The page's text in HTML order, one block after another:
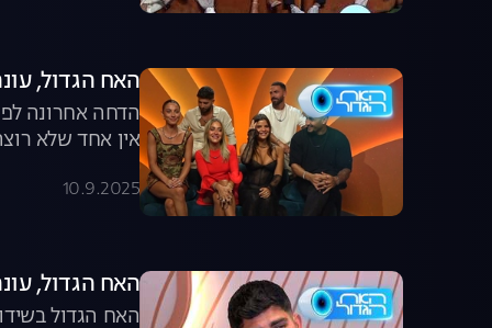
האח הגדול, עונה 7, פרק 66: הדחה
הדחה אחרונה
אין אחד שלא
10.9.2025
האח הגדול, עונה 7, פרק 65: הקרב
האח הגדול